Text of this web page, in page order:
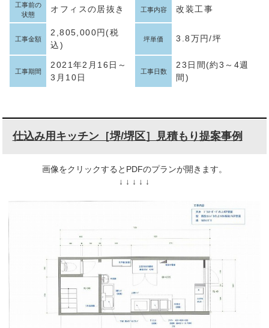
工事前の
状態
オフィスの居抜き 工事内容 改装工事
工事金額
2,805,000円(税
込)
坪単価 3.8万円/坪
工事期間
2021年2月16日～
3月10日
工事日数
23日間(約3～4週
間)
仕込み用キッチン［堺/堺区］見積もり提案事例
画像をクリックするとPDFのプランが開きます。
↓ ↓ ↓ ↓ ↓